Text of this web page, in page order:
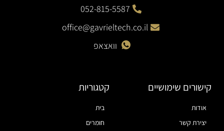
052-815-5587
office@gavrieltech.co.il
וואצאפ
קישורים שימושיים
אודות
יצירת קשר
קטגוריות
בית
חומרים